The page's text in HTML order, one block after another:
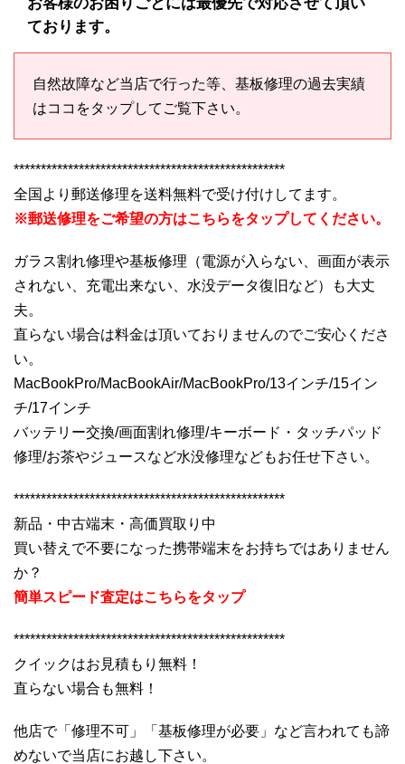
ております。
自然故障など当店で行った等、基板修理の過去実績
はココをタップしてご覧下さい。
**************************************************
全国より郵送修理を送料無料で受け付けしてます。
※郵送修理をご希望の方はこちらをタップしてください。
ガラス割れ修理や基板修理（電源が入らない、画面が表示
されない、充電出来ない、水没データ復旧など）も大丈
夫。
直らない場合は料金は頂いておりませんのでご安心くださ
い。
MacBookPro/MacBookAir/MacBookPro/13インチ/15イン
チ/17インチ
バッテリー交換/画面割れ修理/キーボード・タッチパッド
修理/お茶やジュースなど水没修理などもお任せ下さい。
**************************************************
新品・中古端末・高価買取り中
買い替えで不要になった携帯端末をお持ちではありません
か？
簡単スピード査定はこちらをタップ
**************************************************
クイックはお見積もり無料！
直らない場合も無料！
他店で「修理不可」「基板修理が必要」など言われても諦
めないで当店にお越し下さい。